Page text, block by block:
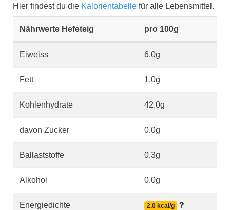
Hier findest du die Kalorientabelle für alle Lebensmittel.
Nährwerte Hefeteig pro 100g
Eiweiss 6.0g
Fett 1.0g
Kohlenhydrate 42.0g
davon Zucker 0.0g
Ballaststoffe 0.3g
Alkohol 0.0g
Energiedichte 2.0 kcal/g